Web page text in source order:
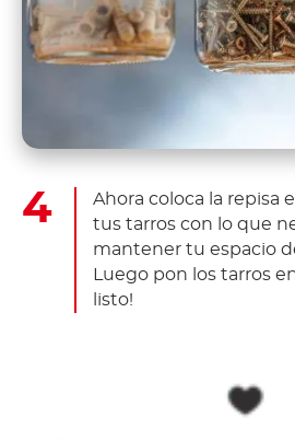
Ahora coloca la repisa
tus tarros con lo que
mantener tu espacio
Luego pon los tarros
listo!